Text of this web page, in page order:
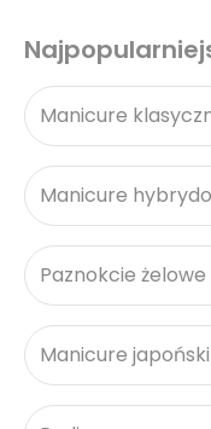
Manicure
Manicure
Paznokcie żelowe
Manicure japoński